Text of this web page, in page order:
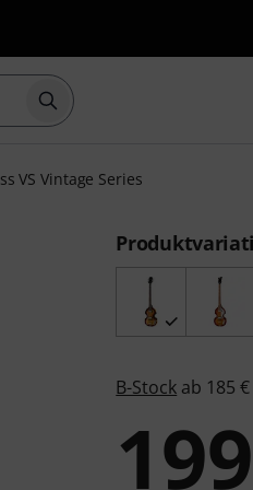
Suche mit Suchwort
VS Vintage Series
B-Stock ab 185
199